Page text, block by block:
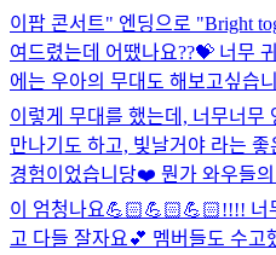
이팝 콘서트" 엔딩으로 "Bright
여드렸는데 어땠나요??💝 너무
에는 우아의 무대도 해보고싶습
이렇게 무대를 했는데, 너무너무
만나기도 하고, 빛날거야 라는
경험이었습니당❤️ 뭔가 와우들
이 엄청나요💪🏻💪🏻💪🏻!!!! 너
고 다들 잘자요💕 멤버들도 수고